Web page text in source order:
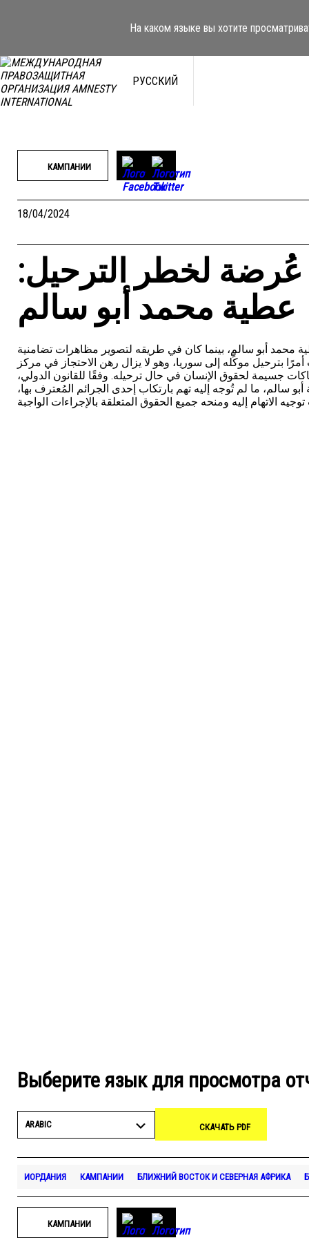
На каком языке вы хотите
РУССКИЙ
КАМПАНИИ
18/04/2024
لخطر الترحيل:
عطية محمد أبو سالم
السوري عطية محمد أبو سالم، بينما كان في طريقه لتصوير مظاهرات تضامنية
بترحيل موكِّله إلى سوريا، وهو لا يزال رهن الاحتجاز في مركز
جسيمة لحقوق الإنسان في حال ترحيله. وفقًا للقانون الدولي،
سالم، ما لم تُوجه إليه تهم بارتكاب إحدى الجرائم المُعترف بها،
Выберите язык для просмотра
ARABIC СКАЧАТЬ PDF
ИОРДАНИЯ КАМПАНИИ БЛИЖНИЙ ВОСТОК И СЕВЕРНАЯ АФРИКА
КАМПАНИИ